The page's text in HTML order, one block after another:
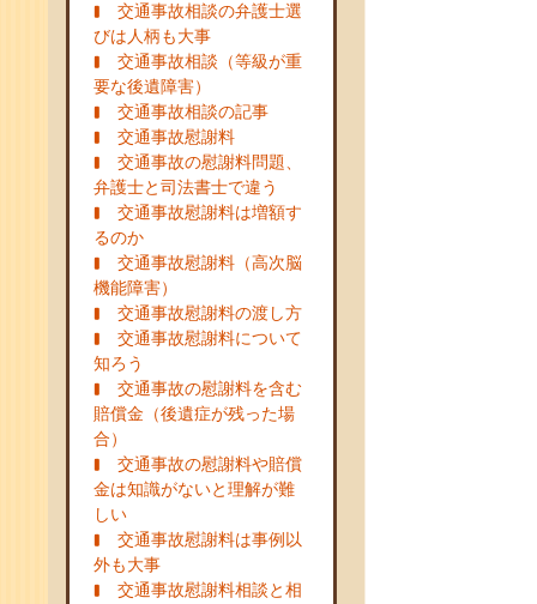
交通事故相談の弁護士選
びは人柄も大事
交通事故相談（等級が重
要な後遺障害）
交通事故相談の記事
交通事故慰謝料
交通事故の慰謝料問題、
弁護士と司法書士で違う
交通事故慰謝料は増額す
るのか
交通事故慰謝料（高次脳
機能障害）
交通事故慰謝料の渡し方
交通事故慰謝料について
知ろう
交通事故の慰謝料を含む
賠償金（後遺症が残った場
合）
交通事故の慰謝料や賠償
金は知識がないと理解が難
しい
交通事故慰謝料は事例以
外も大事
交通事故慰謝料相談と相